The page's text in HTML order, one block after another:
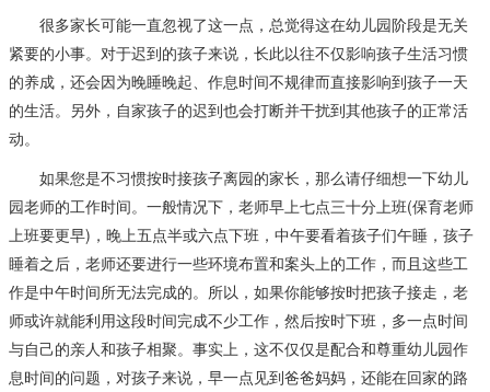
很多家长可能一直忽视了这一点，总觉得这在幼儿园阶段是无关
紧要的小事。对于迟到的孩子来说，长此以往不仅影响孩子生活习惯
的养成，还会因为晚睡晚起、作息时间不规律而直接影响到孩子一天
的生活。另外，自家孩子的迟到也会打断并干扰到其他孩子的正常活
动。
如果您是不习惯按时接孩子离园的家长，那么请仔细想一下幼儿
园老师的工作时间。一般情况下，老师早上七点三十分上班(保育老师
上班要更早)，晚上五点半或六点下班，中午要看着孩子们午睡，孩子
睡着之后，老师还要进行一些环境布置和案头上的工作，而且这些工
作是中午时间所无法完成的。所以，如果你能够按时把孩子接走，老
师或许就能利用这段时间完成不少工作，然后按时下班，多一点时间
与自己的亲人和孩子相聚。事实上，这不仅仅是配合和尊重幼儿园作
息时间的问题，对孩子来说，早一点见到爸爸妈妈，还能在回家的路